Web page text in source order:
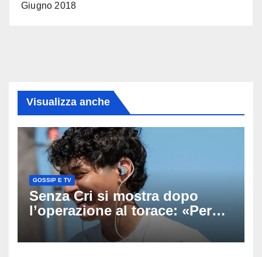
Giugno 2018
Visualizza anche
GOSSIP E TV
Senza Cri si mostra dopo
l’operazione al torace: «Per
anni mi sentivo in trappola», il
racconto sul difficile percorso